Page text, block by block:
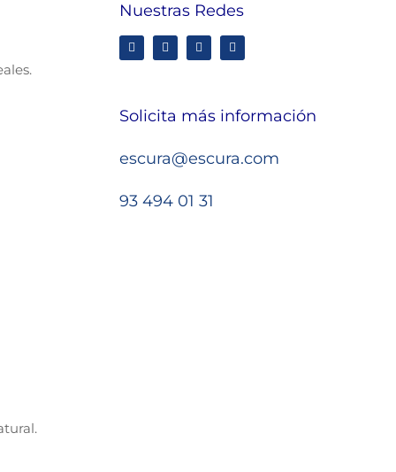
Nuestras Redes
Solicita más información
escura@escura.com
93 494 01 31